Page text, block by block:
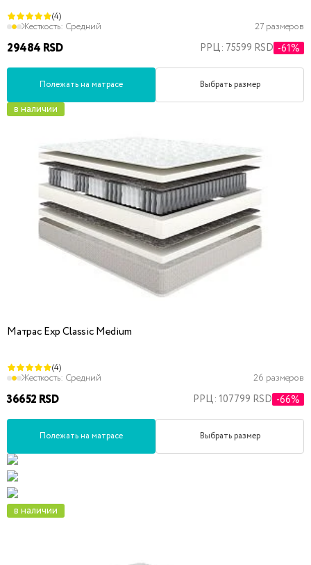
(4)
Жесткость: Средний 27 размеров
29484 RSD РРЦ: 75599 RSD -61%
Полежать на матрасе Выбрать размер
в наличии
Матрас Exp Classic Medium
(4)
Жесткость: Средний 26 размеров
36652 RSD РРЦ: 107799 RSD -66%
Полежать на матрасе Выбрать размер
в наличии